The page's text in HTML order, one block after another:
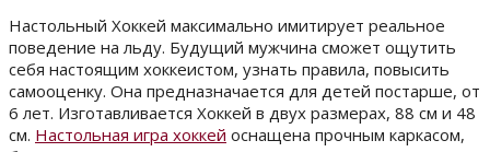
Настольный Хоккей максимально имитирует реальное
поведение на льду. Будущий мужчина сможет ощутить
себя настоящим хоккеистом, узнать правила, повысить
самооценку. Она предназначается для детей постарше, от
6 лет. Изготавливается Хоккей в двух размерах, 88 см и 48
см. Настольная игра хоккей оснащена прочным каркасом,